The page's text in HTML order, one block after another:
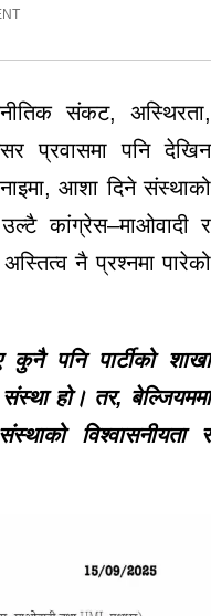
संकट, अस्थिरता,
प्रवासमा पनि देखिन
आशा दिने संस्थाको
कांग्रेस–माओवादी र
नै प्रश्नमा पारेको
कुनै पनि पार्टीको शाखा
हो। तर, बेल्जियममा
विश्वासनीयता र